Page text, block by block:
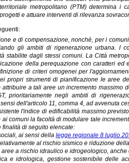
metropolitano (PTM) determina
e attuare interventi di rilevanza
e di compensazione, nonché, per i
gli ambiti di rigenerazione urbana. I
stabilite dagli stessi comuni. La Città
della perequazione con caratteri
di criteri omogenei per
propri strumenti di pianificazione le aree
a tali aree un incremento
prioritariamente negli ambiti di
dell'articolo 11, comma 4, ad avvenuta
l'indice di edificabilità massimo
comuni la facoltà di modulare tale
di seguito elencate:
ai sensi della legge regionale 8 luglio
al rischio sismico e riduzione
a rischio idraulico e idrogeologico,
e idrologica, gestione sostenibile delle